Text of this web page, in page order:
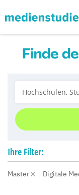
Finde
Ihre Filter:
Master Digitale